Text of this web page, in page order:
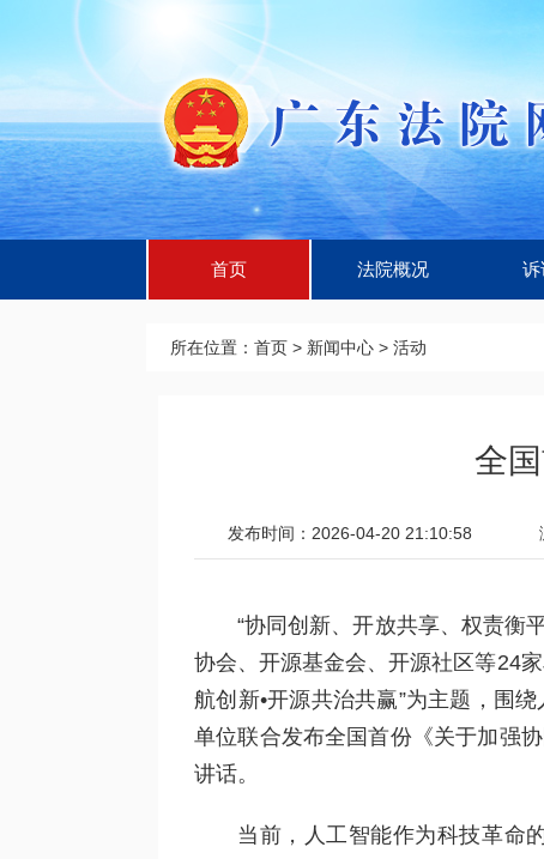
首页 法院概况 诉
所在位置： 首页 > 新闻中心 > 活动
全
发布时间：2026-04-20 21:10:58
“协同创新、开放共享、权责衡
协会、开源基金会、开源社区等24
航创新•开源共治共赢”为主题，围
单位联合发布全国首份《关于加强
讲话。
当前，人工智能作为科技革命